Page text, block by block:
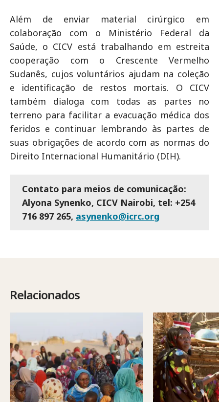
Além de enviar material cirúrgico em
colaboração com o Ministério Federal da
Saúde, o CICV está trabalhando em estreita
cooperação com o Crescente Vermelho
Sudanês, cujos voluntários ajudam na coleção
e identificação de restos mortais. O CICV
também dialoga com todas as partes no
terreno para facilitar a evacuação médica dos
feridos e continuar lembrando às partes de
suas obrigações de acordo com as normas do
Direito Internacional Humanitário (DIH).
Contato para meios de comunicação:
Alyona Synenko, CICV Nairobi, tel: +254
716 897 265, asynenko@icrc.org
Relacionados